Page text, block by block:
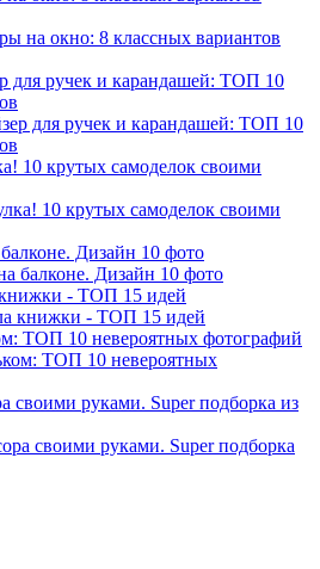
для ручек и карандашей: ТОП 10
10 крутых самоделок своими
Дизайн 10 фото
книжки - ТОП 15 идей
ТОП 10 невероятных фотографий
руками. Super подборка из